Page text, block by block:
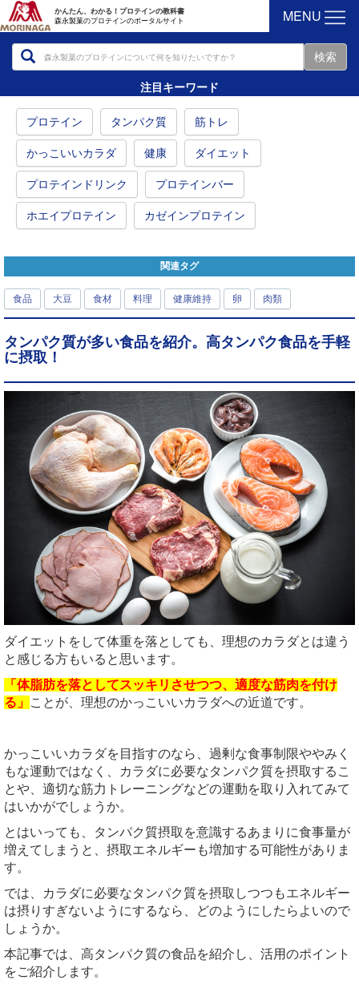
かんたん、わかる！プロテインの教科書
森永製菓のプロテインのポータルサイト
MENU
注目キーワード
プロテイン タンパク質 筋トレ
かっこいいカラダ 健康 ダイエット
プロテインドリンク プロテインバー
ホエイプロテイン カゼインプロテイン
関連タグ
食品 大豆 食材 料理 健康維持 卵 肉類
タンパク質が多い食品を紹介。高タンパク食品を手軽
に摂取！
ダイエットをして体重を落としても、理想のカラダとは違う
と感じる方もいると思います。
「体脂肪を落としてスッキリさせつつ、適度な筋肉を付け
る」 ことが、理想のかっこいいカラダへの近道です。
かっこいいカラダを目指すのなら、過剰な食事制限ややみく
もな運動ではなく、カラダに必要なタンパク質を摂取するこ
とや、適切な筋力トレーニングなどの運動を取り入れてみて
はいかがでしょうか。
とはいっても、タンパク質摂取を意識するあまりに食事量が
増えてしまうと、摂取エネルギーも増加する可能性がありま
す。
では、カラダに必要なタンパク質を摂取しつつもエネルギー
は摂りすぎないようにするなら、どのようにしたらよいので
しょうか。
本記事では、高タンパク質の食品を紹介し、活用のポイント
をご紹介します。